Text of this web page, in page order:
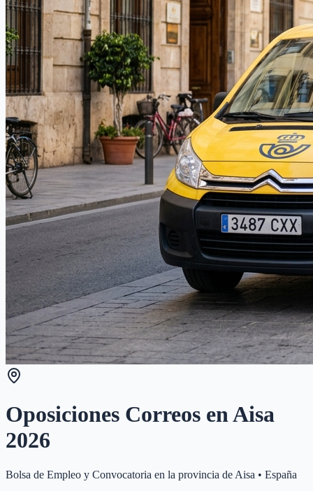
Oposiciones Correos enAisa
2026
Bolsa de Empleo y Convocatoria en la provincia de Aisa • España